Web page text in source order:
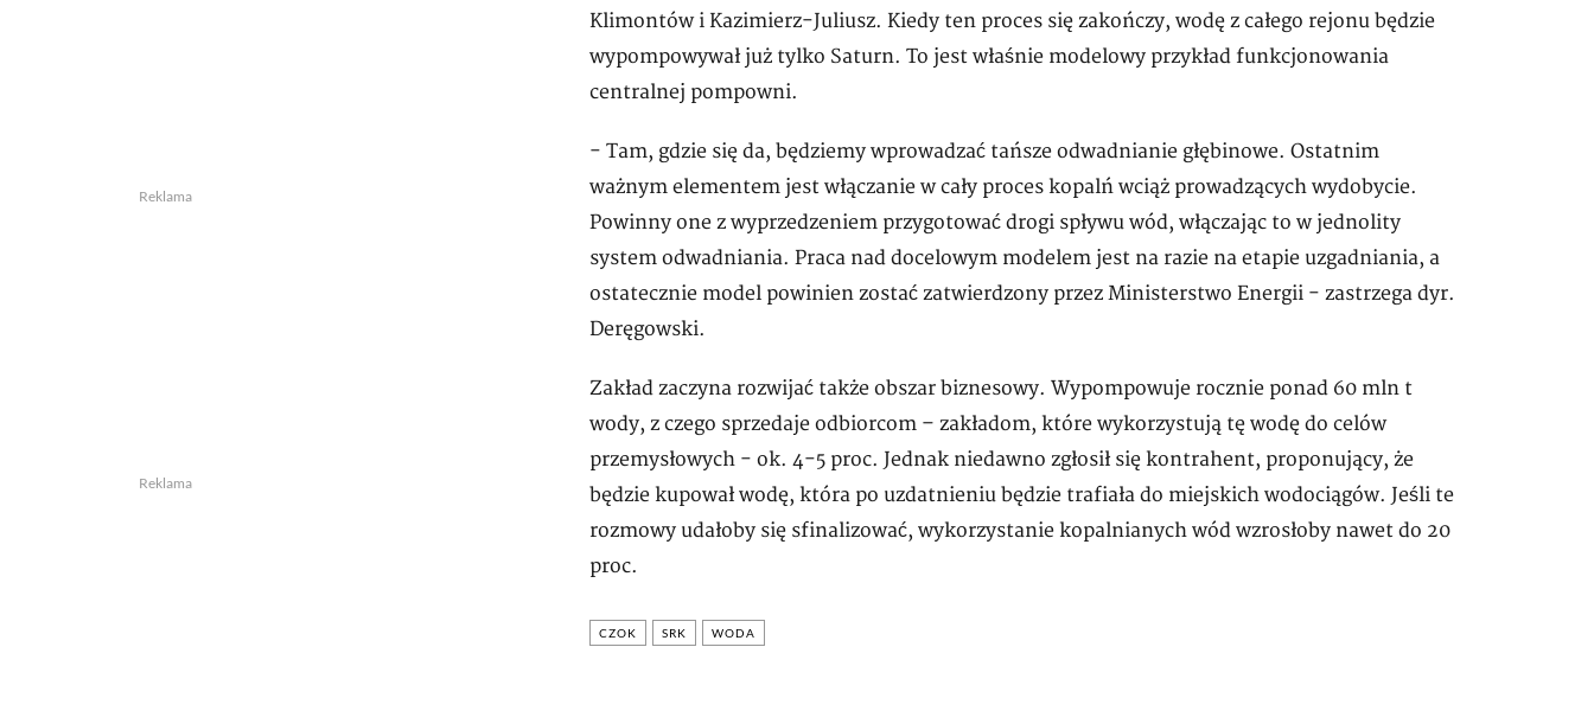
Klimontów i Kazimierz-Juliusz. Kiedy ten proces się zakończy, wodę z całego rejonu będzie
wypompowywał już tylko Saturn. To jest właśnie modelowy przykład funkcjonowania
centralnej pompowni.
- Tam, gdzie się da, będziemy wprowadzać tańsze odwadnianie głębinowe. Ostatnim
ważnym elementem jest włączanie w cały proces kopalń wciąż prowadzących wydobycie.
Powinny one z wyprzedzeniem przygotować drogi spływu wód, włączając to w jednolity
system odwadniania. Praca nad docelowym modelem jest na razie na etapie uzgadniania, a
ostatecznie model powinien zostać zatwierdzony przez Ministerstwo Energii - zastrzega dyr.
Deręgowski.
Zakład zaczyna rozwijać także obszar biznesowy. Wypompowuje rocznie ponad 60 mln t
wody, z czego sprzedaje odbiorcom – zakładom, które wykorzystują tę wodę do celów
przemysłowych - ok. 4-5 proc. Jednak niedawno zgłosił się kontrahent, proponujący, że
będzie kupował wodę, która po uzdatnieniu będzie trafiała do miejskich wodociągów. Jeśli te
rozmowy udałoby się sfinalizować, wykorzystanie kopalnianych wód wzrosłoby nawet do 20
proc.
CZOK SRK WODA
Reklama
Reklama